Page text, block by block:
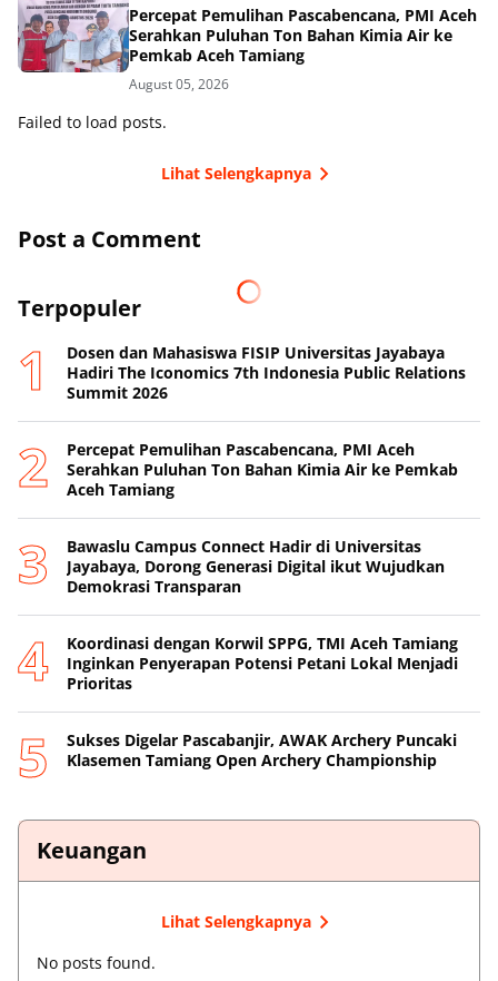
Percepat Pemulihan Pascabencana, PMI Aceh
Serahkan Puluhan Ton Bahan Kimia Air ke
Pemkab Aceh Tamiang
August 05, 2026
Failed to load posts.
Lihat Selengkapnya
Post a Comment
Terpopuler
Dosen dan Mahasiswa FISIP Universitas Jayabaya
Hadiri The Iconomics 7th Indonesia Public Relations
Summit 2026
Percepat Pemulihan Pascabencana, PMI Aceh
Serahkan Puluhan Ton Bahan Kimia Air ke Pemkab
Aceh Tamiang
Bawaslu Campus Connect Hadir di Universitas
Jayabaya, Dorong Generasi Digital ikut Wujudkan
Demokrasi Transparan
Koordinasi dengan Korwil SPPG, TMI Aceh Tamiang
Inginkan Penyerapan Potensi Petani Lokal Menjadi
Prioritas
Sukses Digelar Pascabanjir, AWAK Archery Puncaki
Klasemen Tamiang Open Archery Championship
Keuangan
Lihat Selengkapnya
No posts found.